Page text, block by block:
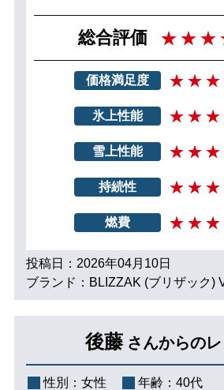
総合評価
価格満足度
氷上性能
雪上性能
持続性
燃費
投稿日：2026年04月10日
ブランド：BLIZZAK (ブリザック)
後藤 さんからの
性別： 女性 年齢： 40代